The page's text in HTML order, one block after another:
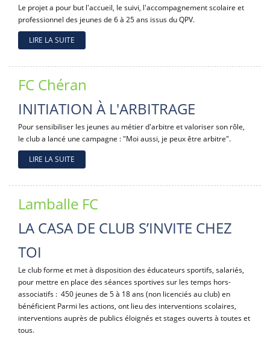
Le projet a pour but l'accueil, le suivi, l'accompagnement scolaire et
professionnel des jeunes de 6 à 25 ans issus du QPV.
LIRE LA SUITE
FC Chéran
INITIATION À L'ARBITRAGE
Pour sensibiliser les jeunes au métier d'arbitre et valoriser son rôle,
le club a lancé une campagne : "Moi aussi, je peux être arbitre".
LIRE LA SUITE
Lamballe FC
LA CASA DE CLUB S’INVITE CHEZ
TOI
Le club forme et met à disposition des éducateurs sportifs, salariés,
pour mettre en place des séances sportives sur les temps hors-
associatifs : 450 jeunes de 5 à 18 ans (non licenciés au club) en
bénéficient Parmi les actions, ont lieu des interventions scolaires,
interventions auprès de publics éloignés et stages ouverts à toutes et
tous.